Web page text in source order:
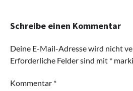
Schreibe einen Kommentar
Deine E-Mail-Adresse wird nicht
Erforderliche Felder sind mit *
Kommentar *